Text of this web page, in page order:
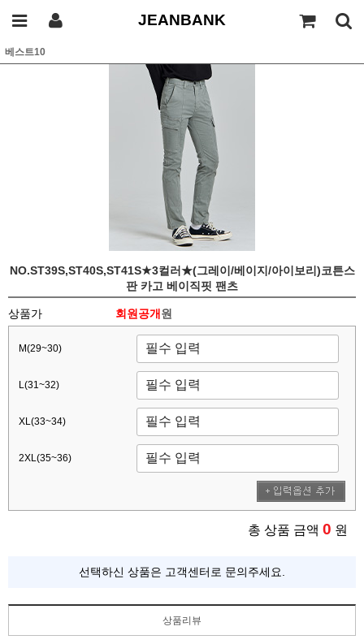
JEANBANK
베스트10
NO.ST39S,ST40S,ST41S★3컬러★(그레이/베이지/아이보리)코튼스
판 카고 베이직핏 팬츠
상품가 회원공개 원
M(29~30)
L(31~32)
XL(33~34)
2XL(35~36)
총 상품 금액 0 원
선택하신 상품은 고객센터로 문의주세요.
상품리뷰